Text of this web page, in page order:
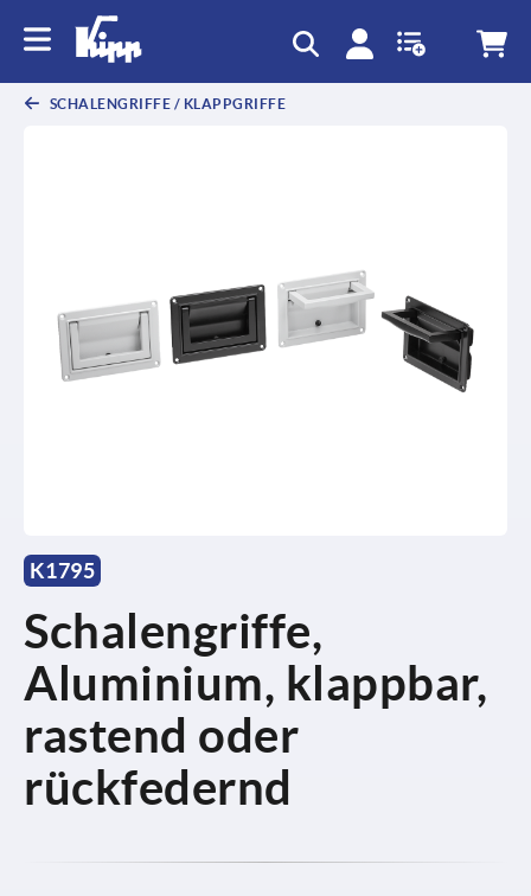
SCHALENGRIFFE / KLAPPGRIFFE
K1795
Schalengriffe,
Aluminium, klappbar,
rastend oder
rückfedernd